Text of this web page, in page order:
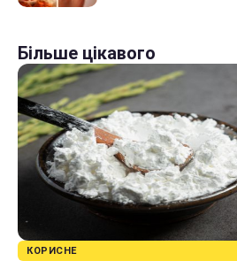
Більше цікавого
КОРИСНЕ